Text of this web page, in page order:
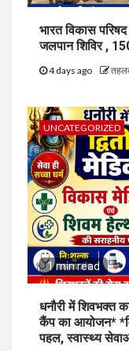
भारत विकास
जलपान शिविर ,
4 days ago
UNCATEGORIZED
1 min read
धनौरी में शिवभक्त
कैंप का आयोजन*
पहल, स्वास्थ्य